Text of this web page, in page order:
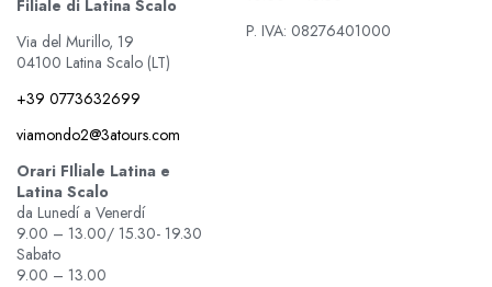
Filiale di Latina Scalo
Via del Murillo, 19
04100 Latina Scalo (LT)
+39 0773632699
viamondo2@3atours.com
Orari FIliale Latina e
Latina Scalo
da Lunedí a Venerdí
9.00 – 13.00/ 15.30- 19.30
Sabato
9.00 – 13.00
P. IVA: 08276401000